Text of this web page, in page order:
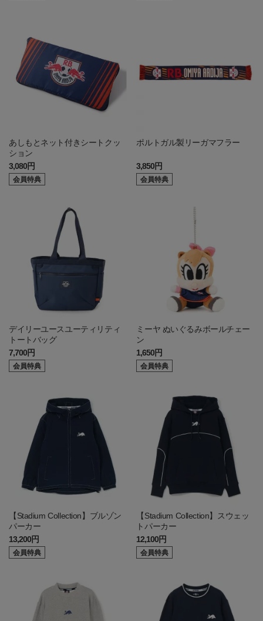
あしもとネット付きシートクッ
ション
3,080円
会員特典
ポルトガル製リーガマフラー
3,850円
会員特典
デイリーユースユーティリティ
トートバッグ
7,700円
会員特典
ミーヤ ぬいぐるみボールチェー
ン
1,650円
会員特典
【Stadium Collection】ブルゾン
パーカー
13,200円
会員特典
【Stadium Collection】スウェッ
トパーカー
12,100円
会員特典